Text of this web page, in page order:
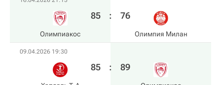
Олимпиакос
85 : 76
Олимпия Милан
09.04.2026 19:30
85 : 89